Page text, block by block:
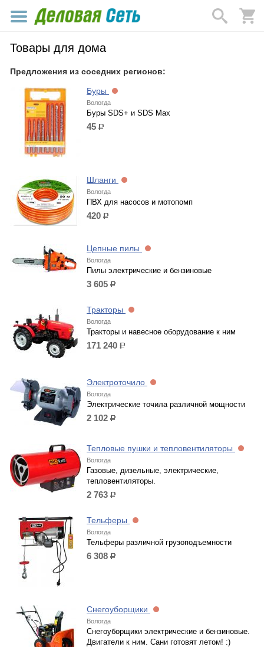
Товары для дома
Предложения из соседних регионов:
Буры
Вологда
Буры SDS+ и SDS Max
45 р.
Шланги
Вологда
ПВХ для насосов и мотопомп
420 р.
Цепные пилы
Вологда
Пилы электрические и бензиновые
3 605 р.
Тракторы
Вологда
Тракторы и навесное оборудование к ним
171 240 р.
Электроточило
Вологда
Электрические точила различной мощности
2 102 р.
Тепловые пушки и тепловентиляторы
Вологда
Газовые, дизельные, электрические,
тепловентиляторы.
2 763 р.
Тельферы
Вологда
Тельферы различной грузоподъемности
6 308 р.
Снегоуборщики
Вологда
Снегоуборщики электрические и бензиновые.
Двигатели к ним. Сани готовят летом! :)